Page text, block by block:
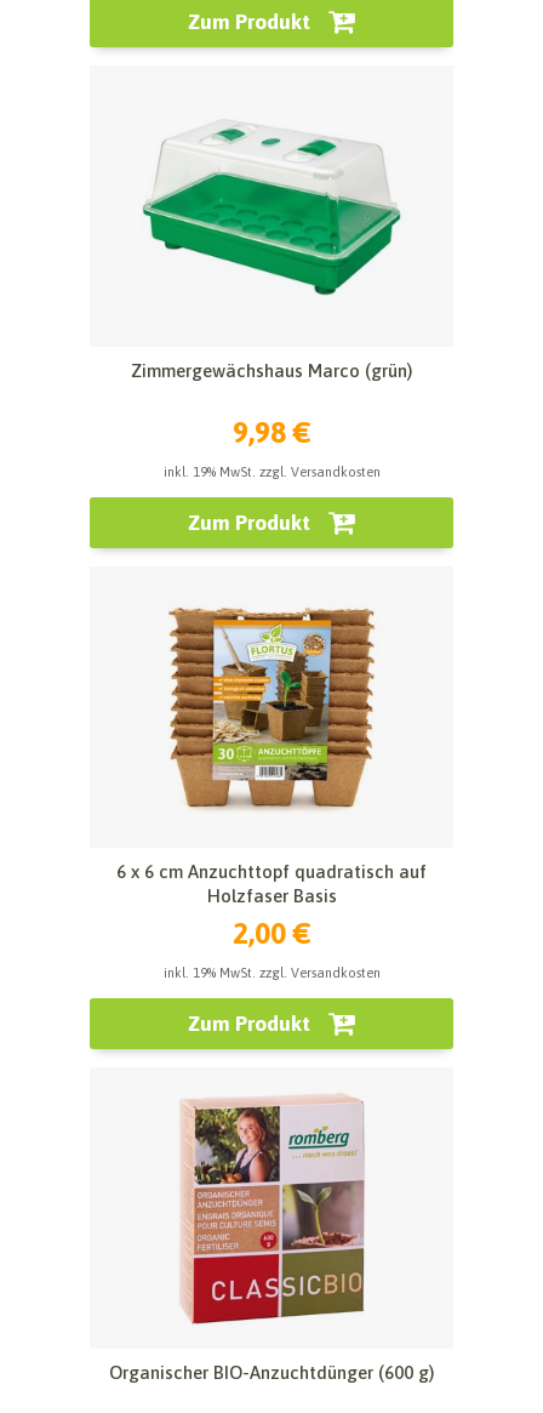
Zum Produkt
Zimmergewächshaus Marco (grün)
9,98 €
inkl. 19% MwSt. zzgl. Versandkosten
Zum Produkt
6 x 6 cm Anzuchttopf quadratisch auf
Holzfaser Basis
2,00 €
inkl. 19% MwSt. zzgl. Versandkosten
Zum Produkt
Organischer BIO-Anzuchtdünger (600 g)